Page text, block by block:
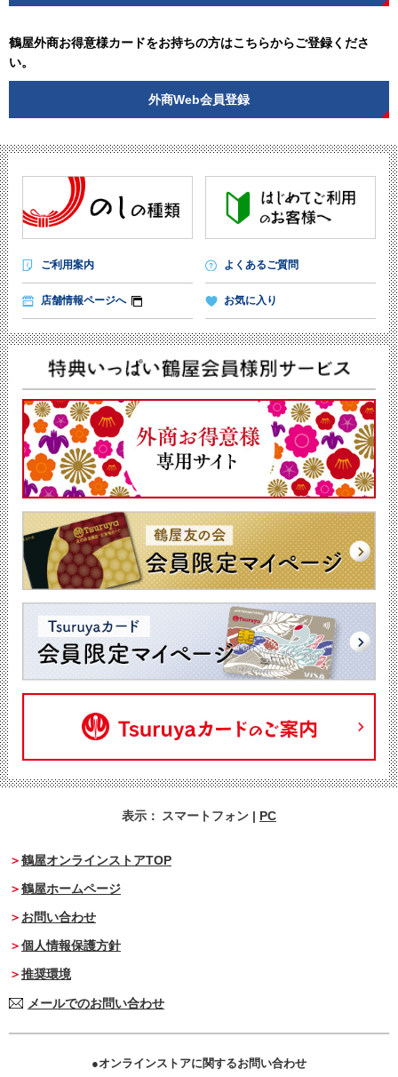
鶴屋外商お得意様カードをお持ちの方はこちらからご登録くださ
い。
外商Web会員登録
ご利用案内 よくあるご質問
店舗情報ページへ お気に入り
表示： スマートフォン | PC
鶴屋オンラインストアTOP
鶴屋ホームページ
お問い合わせ
個人情報保護方針
推奨環境
メールでのお問い合わせ
オンラインストアに関するお問い合わせ